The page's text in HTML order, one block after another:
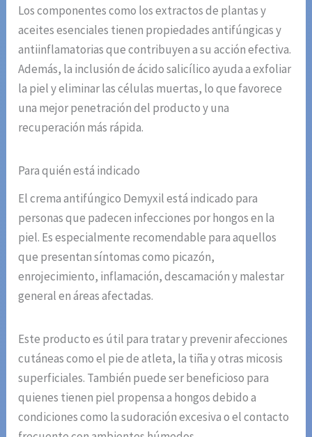
Los componentes como los extractos de plantas y
aceites esenciales tienen propiedades antifúngicas y
antiinflamatorias que contribuyen a su acción efectiva.
Además, la inclusión de ácido salicílico ayuda a exfoliar
la piel y eliminar las células muertas, lo que favorece
una mejor penetración del producto y una
recuperación más rápida.
Para quién está indicado
El crema antifúngico Demyxil está indicado para
personas que padecen infecciones por hongos en la
piel. Es especialmente recomendable para aquellos
que presentan síntomas como picazón,
enrojecimiento, inflamación, descamación y malestar
general en áreas afectadas.
Este producto es útil para tratar y prevenir afecciones
cutáneas como el pie de atleta, la tiña y otras micosis
superficiales. También puede ser beneficioso para
quienes tienen piel propensa a hongos debido a
condiciones como la sudoración excesiva o el contacto